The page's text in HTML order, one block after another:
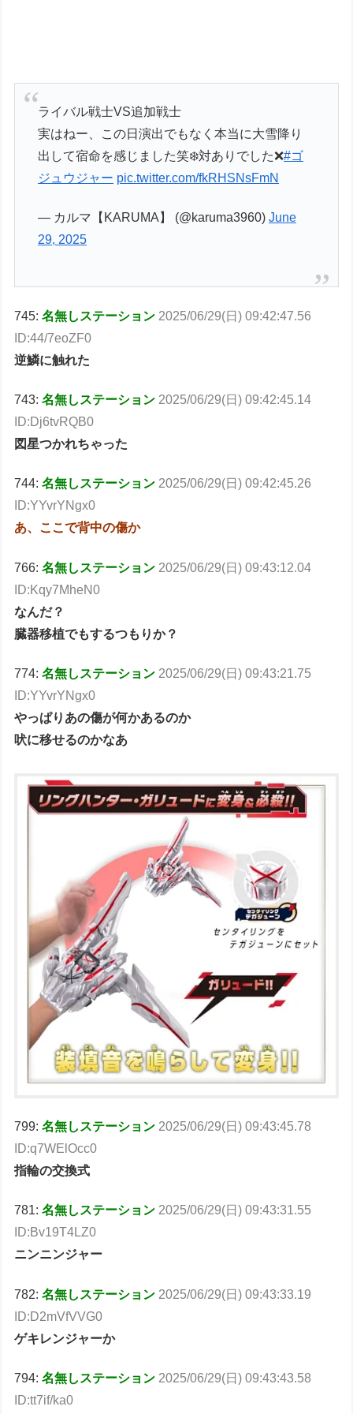
ライバル戦士VS追加戦士
実はねー、この日演出でもなく本当に大雪降り
出して宿命を感じました笑❄️対ありでした❌#ゴ
ジュウジャー pic.twitter.com/fkRHSNsFmN
— カルマ【KARUMA】 (@karuma3960)June
29, 2025
745:名無しステーション 2025/06/29(日) 09:42:47.56
ID:44/7eoZF0
逆鱗に触れた
743:名無しステーション 2025/06/29(日) 09:42:45.14
ID:Dj6tvRQB0
図星つかれちゃった
744:名無しステーション 2025/06/29(日) 09:42:45.26
ID:YYvrYNgx0
あ、ここで背中の傷か
766:名無しステーション 2025/06/29(日) 09:43:12.04
ID:Kqy7MheN0
なんだ？
臓器移植でもするつもりか？
774:名無しステーション 2025/06/29(日) 09:43:21.75
ID:YYvrYNgx0
やっぱりあの傷が何かあるのか
吠に移せるのかなあ
799:名無しステーション 2025/06/29(日) 09:43:45.78
ID:q7WElOcc0
指輪の交換式
781:名無しステーション 2025/06/29(日) 09:43:31.55
ID:Bv19T4LZ0
ニンニンジャー
782:名無しステーション 2025/06/29(日) 09:43:33.19
ID:D2mVfVVG0
ゲキレンジャーか
794:名無しステーション 2025/06/29(日) 09:43:43.58
ID:tt7if/ka0